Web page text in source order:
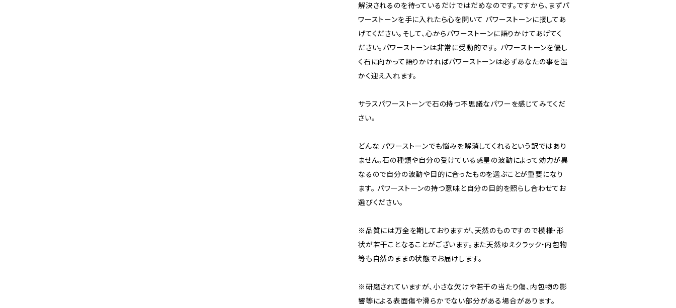
解決されるのを待っているだけではだめなのです。ですから、まずパ
ワーストーンを手に入れたら心を開いて パワーストーンに接してあ
げてください。そして、心からパワーストーンに語りかけてあげてく
ださい。パワーストーンは非常に受動的です。 パワーストーンを優し
く石に向かって語りかければパワーストーンは必ずあなたの事を温
かく迎え入れます。
サラスパワーストーンで石の持つ不思議なパワーを感じてみてくだ
さい。
どんな パワーストーンでも悩みを解消してくれるという訳ではあり
ません。石の種類や自分の受けている惑星の波動によって効力が異
なるので自分の波動や目的に合ったものを選ぶことが重要になり
ます。 パワーストーンの持つ意味と自分の目的を照らし合わせてお
選びください。
※品質には万全を期しておりますが、天然のものですので模様・形
状が若干ことなることがございます。また天然ゆえクラック・内包物
等も自然のままの状態でお届けします。
※研磨されていますが、小さな欠けや若干の当たり傷、内包物の影
響等による表面傷や滑らかでない部分がある場合があります。